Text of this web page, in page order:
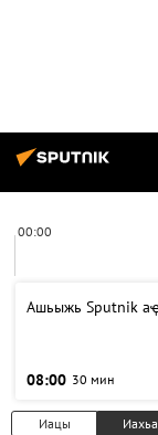
00:00
Ашьыжь Sputnik
08:00 30 мин
Иацы Иахьа